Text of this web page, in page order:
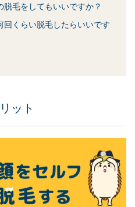
毛をしてもいいですか？
回くらい脱毛したらいいです
ット